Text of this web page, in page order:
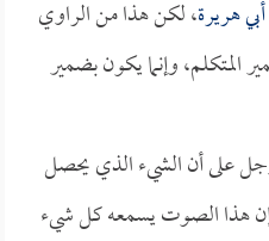
أبي هريرة، لكن هذا من الراوي
المتكلم، وإنما يكون بضمير
على أن الشيء الذي يحصل
هذا الصوت يسمعه كل شيء